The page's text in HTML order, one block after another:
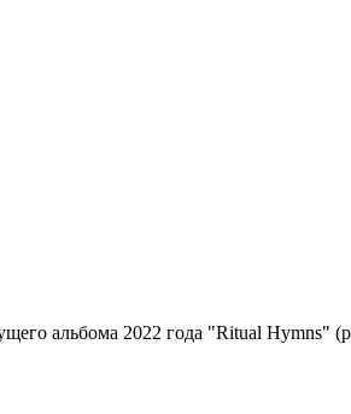
альбома 2022 года "Ritual Hymns"